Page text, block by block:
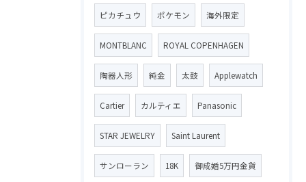
ピカチュウ ポケモン 海外限定
MONTBLANC ROYAL COPENHAGEN
陶器人形 純金 太鼓 Applewatch
Cartier カルティエ Panasonic
STAR JEWELRY Saint Laurent
サンローラン 18K 御成婚5万円金貨